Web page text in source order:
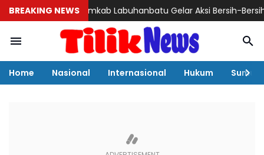
BREAKING NEWS
Pemkab Labuhanbatu Gelar Aksi Bersih-Bersih Sambut
Home Nasional Internasional Hukum Sumut